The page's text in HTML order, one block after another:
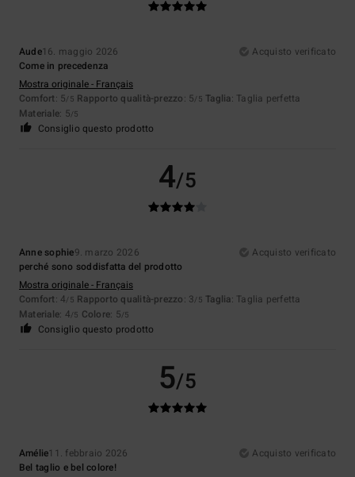
Aude16. maggio 2026
Acquisto verificato
Come in precedenza
Mostra originale - Français
Comfort: 5/5 Rapporto qualità-prezzo: 5/5 Taglia: Taglia perfetta
Materiale: 5/5
Consiglio questo prodotto
4/5
Anne sophie9. marzo 2026
Acquisto verificato
perché sono soddisfatta del prodotto
Mostra originale - Français
Comfort: 4/5 Rapporto qualità-prezzo: 3/5 Taglia: Taglia perfetta
Materiale: 4/5 Colore: 5/5
Consiglio questo prodotto
5/5
Amélie11. febbraio 2026
Acquisto verificato
Bel taglio e bel colore!